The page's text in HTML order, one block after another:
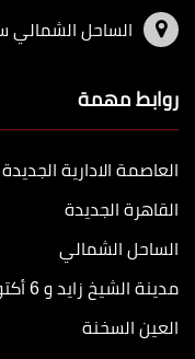
الساحل الشمالي
روابط مهمة
العاصمة الادارية الجديدة
القاهرة الجديدة
الساحل الشمالي
مدينة الشيخ زايد و 6 أكتوبر
العين السخنة